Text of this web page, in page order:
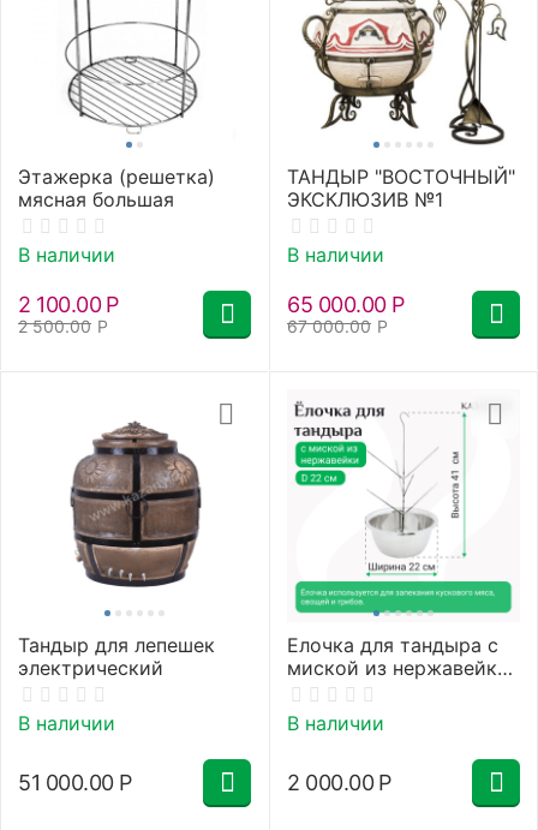
Этажерка (решетка)
мясная большая
В наличии
2 500.00 Р
2 100.00 Р
ТАНДЫР "ВОСТОЧНЫЙ"
ЭКСКЛЮЗИВ №1
В наличии
67 000.00 Р
65 000.00 Р
Тандыр для лепешек
электрический
В наличии
51 000.00 Р
Елочка для тандыра с
миской из нержавейки
22 см
В наличии
2 000.00 Р